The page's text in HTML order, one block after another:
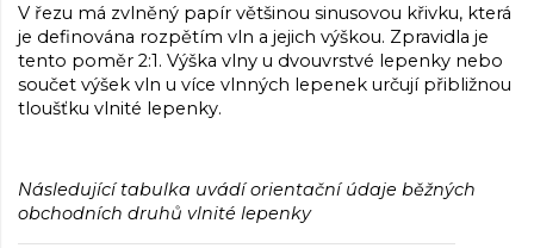
V řezu má zvlněný papír většinou sinusovou křivku, která
je definována rozpětím vln a jejich výškou. Zpravidla je
tento poměr 2:1. Výška vlny u dvouvrstvé lepenky nebo
součet výšek vln u více vlnných lepenek určují přibližnou
tloušťku vlnité lepenky.
Následující tabulka uvádí orientační údaje běžných
obchodních druhů vlnité lepenky